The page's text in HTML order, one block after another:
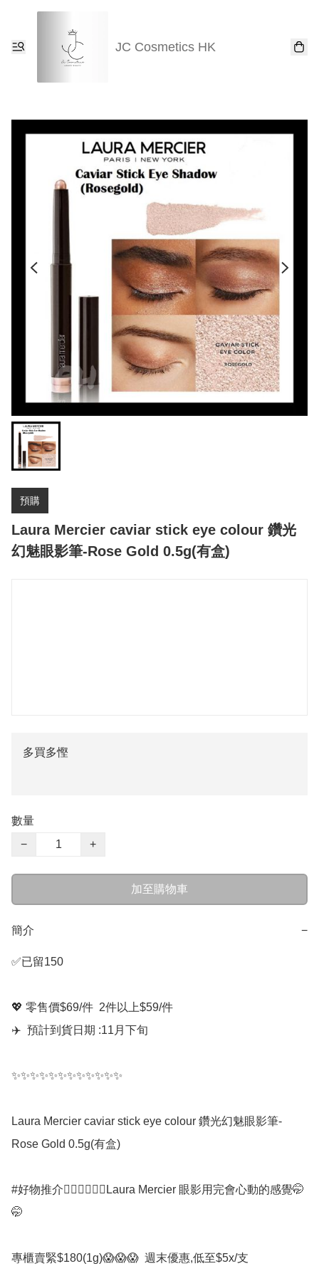
JC Cosmetics HK
預購
Laura Mercier caviar stick eye colour 鑽光
幻魅眼影筆-Rose Gold 0.5g(有盒)
多買多慳
數量
−
+
加至購物車
簡介 −
✅已留150
💖 零售價$69/件  2件以上$59/件
✈️  預計到貨日期 :11月下旬
✨✨✨✨✨✨✨✨✨✨✨✨
Laura Mercier caviar stick eye colour 鑽光幻魅眼影筆-
Rose Gold 0.5g(有盒)
#好物推介👍🏻👍🏻👍🏻Laura Mercier 眼影用完會心動的感覺🤭
🤭
專櫃賣緊$180(1g)😱😱😱  週末優惠,低至$5x/支